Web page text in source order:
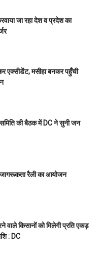
जा रहा देश व प्रदेश का
एक्सीडेंट, मसीहा बनकर पहुँची
समिति की बैठक में DC ने सुनी जन
जागरूकता रैली का आयोजन
किसानों को मिलेगी प्रति एकड़
: DC